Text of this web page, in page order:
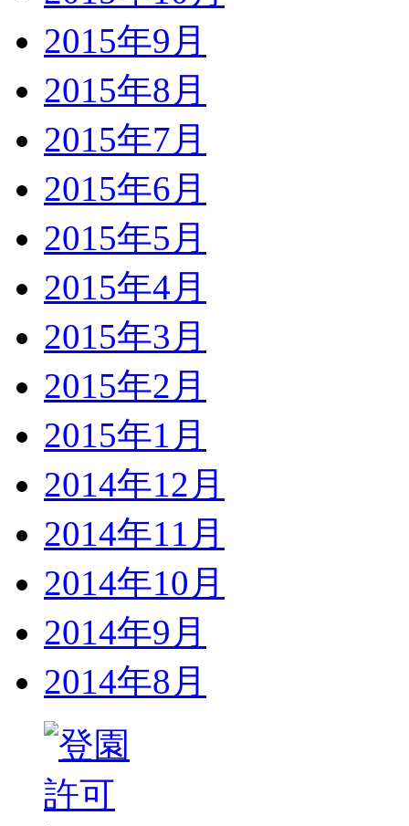
2015年9月
2015年8月
2015年7月
2015年6月
2015年5月
2015年4月
2015年3月
2015年2月
2015年1月
2014年12月
2014年11月
2014年10月
2014年9月
2014年8月